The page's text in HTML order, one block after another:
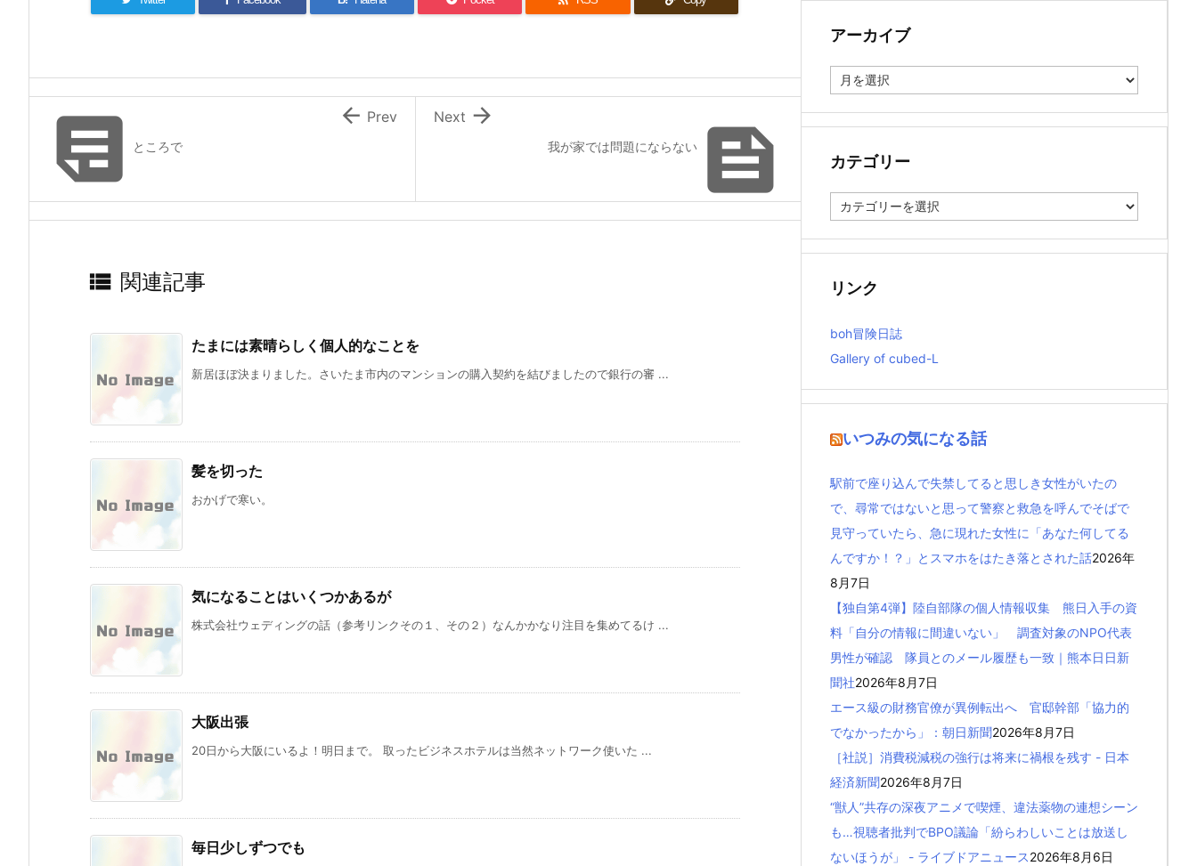

我が家では問題にならない

Next
 ところで
 Prev
 関連記事
たまには素晴らしく個人的なことを
新居ほぼ決まりました。さいたま市内のマンションの購入契約を結びましたので銀行の審 ...
髪を切った
おかげで寒い。
気になることはいくつかあるが
株式会社ウェディングの話（参考リンクその１、その２）なんかかなり注目を集めてるけ ...
大阪出張
20日から大阪にいるよ！明日まで。 取ったビジネスホテルは当然ネットワーク使いた ...
毎日少しずつでも
アーカイブ
ー
イ
カテゴリー
テ
リ
リンク
boh冒険日誌
Gallery of cubed-L
いつみの気になる話
駅前で座り込んで失禁してると思しき女性がいたの
で、尋常ではないと思って警察と救急を呼んでそばで
見守っていたら、急に現れた女性に「あなた何してる
んですか！？」とスマホをはたき落とされた話2026年
8月7日
【独自第4弾】陸自部隊の個人情報収集 熊日入手の資
料「自分の情報に間違いない」 調査対象のNPO代表
男性が確認 隊員とのメール履歴も一致｜熊本日日新
聞社2026年8月7日
エース級の財務官僚が異例転出へ 官邸幹部「協力的
でなかったから」：朝日新聞2026年8月7日
［社説］消費税減税の強行は将来に禍根を残す - 日本
経済新聞2026年8月7日
“獣人”共存の深夜アニメで喫煙、違法薬物の連想シーン
も…視聴者批判でBPO議論「紛らわしいことは放送し
ないほうが」 - ライブドアニュース2026年8月6日